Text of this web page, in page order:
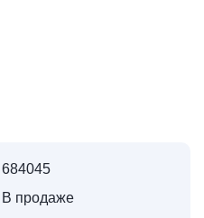
684045
В продаже